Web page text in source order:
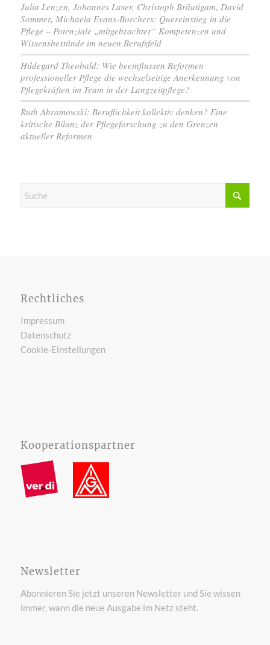
Julia Lenzen, Johannes Laser, Christoph Bräutigam, David
Sommer, Michaela Evans-Borchers: Quereinstieg in die
Pflege – Potenziale „mitgebrachter“ Kompetenzen und
Wissensbestände im neuen Berufsfeld
Hildegard Theobald: Wie beeinflussen Reformen
professioneller Pflege die wechselseitige Anerkennung von
Pflegekräften im Team in der Langzeitpflege?
Ruth Abramowski: Beruflichkeit kollektiv denken? Eine
kritische Bilanz der Pflegeforschung zu den Grenzen
aktueller Reformen
Rechtliches
Impressum
Datenschutz
Cookie-Einstellungen
Kooperationspartner
Newsletter
Abonnieren Sie jetzt unseren Newsletter und Sie wissen
immer, wann die neue Ausgabe im Netz steht.